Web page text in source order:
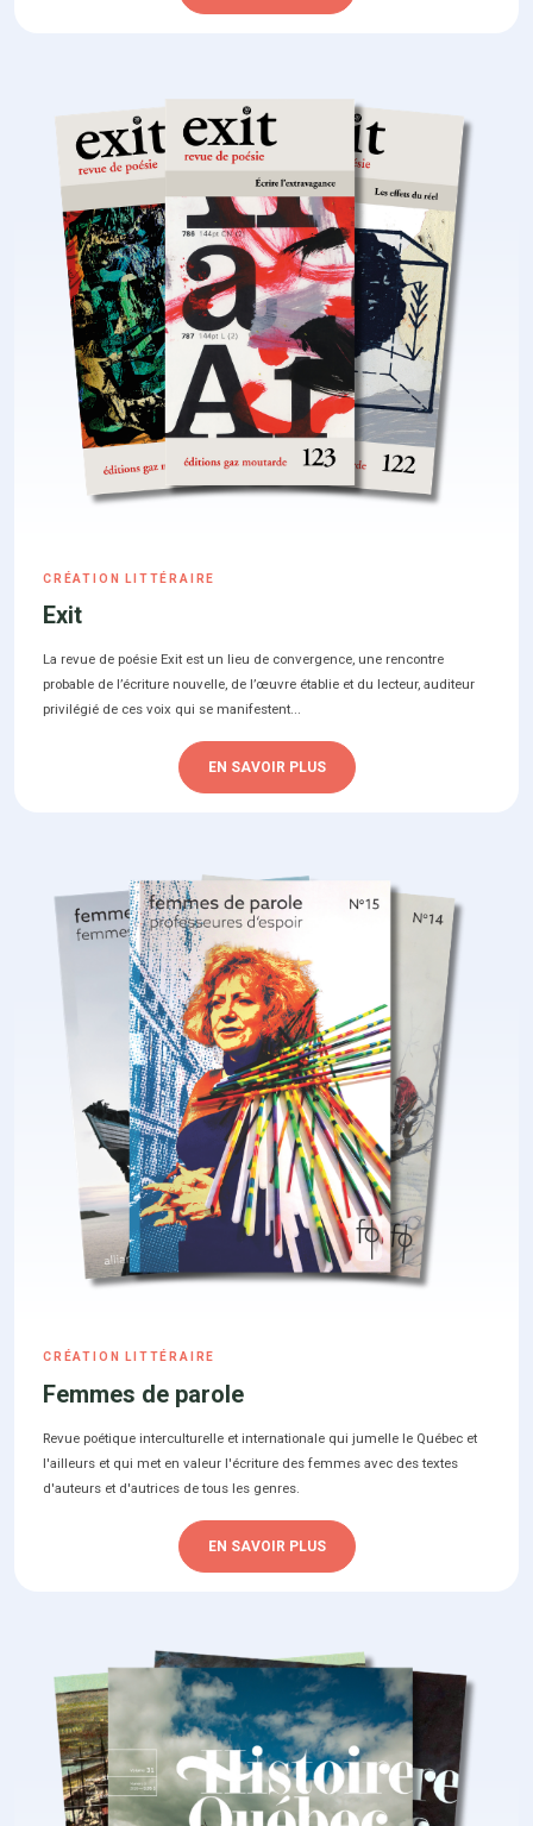
CRÉATION LITTÉRAIRE
Exit
La revue de poésie Exit est un lieu de convergence, une rencontre
probable de l’écriture nouvelle, de l’œuvre établie et du lecteur, auditeur
privilégié de ces voix qui se manifestent...
EN SAVOIR PLUS
CRÉATION LITTÉRAIRE
Femmes de parole
Revue poétique interculturelle et internationale qui jumelle le Québec et
l'ailleurs et qui met en valeur l'écriture des femmes avec des textes
d'auteurs et d'autrices de tous les genres.
EN SAVOIR PLUS